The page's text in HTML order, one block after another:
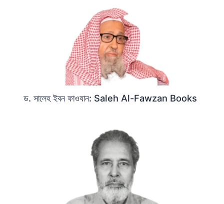
ড. সালেহ ইবন ফাওযান: Saleh Al-Fawzan Books